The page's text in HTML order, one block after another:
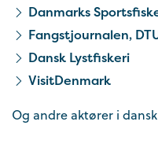
Danmarks
Fangstjournalen,
Dansk Lystfiskeri
VisitDenmark
Og andre aktører i